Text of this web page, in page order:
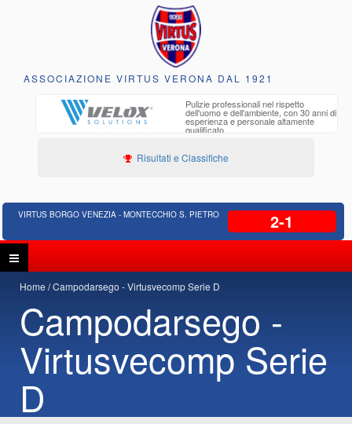
ASSOCIAZIONE VIRTUS VERONA DAL 1921
Pulizie professionali nel rispetto
dell'uomo e dell'ambiente, con 30 anni di
esperienza e personale altamente
qualificato
Risultati e Classifiche
VIRTUS BORGO VENEZIA - MONTECCHIO S. PIETRO 2-1
Home Campodarsego - Virtusvecomp Serie D
Campodarsego -
Virtusvecomp Serie
D